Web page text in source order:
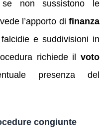
se non sussistono le
l’apporto di finanza
e suddivisioni in
richiede il voto
presenza del
congiunte